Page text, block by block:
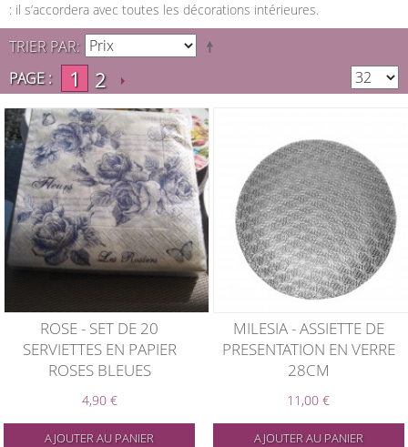
: il s’accordera avec toutes les décorations intérieures.
TRIER PAR
PAGE :
1 2
ROSE - SET DE 20
SERVIETTES EN PAPIER
ROSES BLEUES
4,90 €
AJOUTER AU PANIER
MILESIA - ASSIETTE DE
PRESENTATION EN VERRE
28CM
11,00 €
AJOUTER AU PANIER